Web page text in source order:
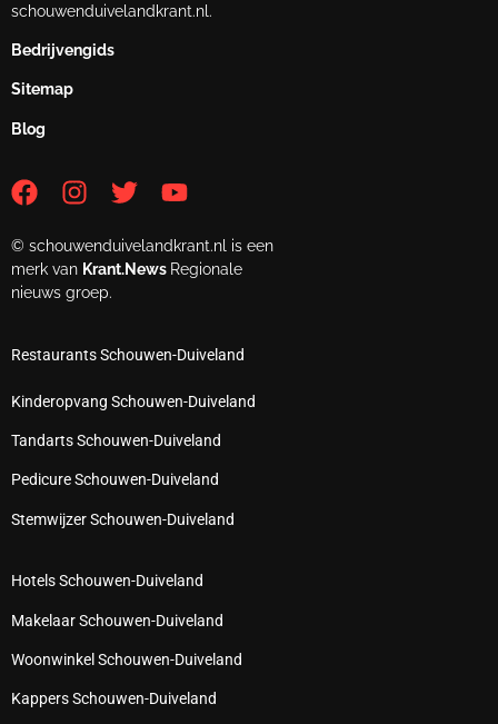
schouwenduivelandkrant.nl.
Bedrijvengids
Sitemap
Blog
© schouwenduivelandkrant.nl is een
merk van Krant.News Regionale
nieuws groep.
Restaurants Schouwen-Duiveland
Kinderopvang Schouwen-Duiveland
Tandarts Schouwen-Duiveland
Pedicure Schouwen-Duiveland
Stemwijzer Schouwen-Duiveland
Hotels Schouwen-Duiveland
Makelaar Schouwen-Duiveland
Woonwinkel Schouwen-Duiveland
Kappers Schouwen-Duiveland